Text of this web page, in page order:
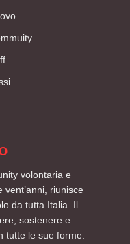
volontaria e
riunisce
da tutta Italia. Il
sostenere e
tutte le sue forme: